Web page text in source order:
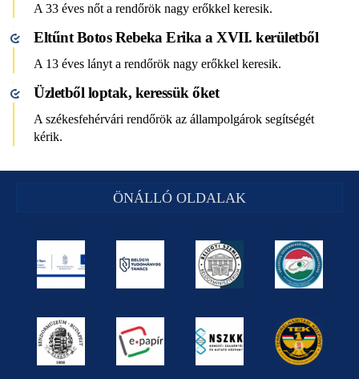
A 33 éves nőt a rendőrök nagy erőkkel keresik.
Eltűnt Botos Rebeka Erika a XVII. kerületből
A 13 éves lányt a rendőrök nagy erőkkel keresik.
Üzletből loptak, keressük őket
A székesfehérvári rendőrök az állampolgárok segítségét
kérik.
ÖNÁLLÓ OLDALAK